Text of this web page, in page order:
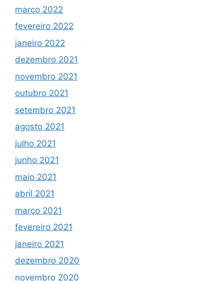
março 2022
fevereiro 2022
janeiro 2022
dezembro 2021
novembro 2021
outubro 2021
setembro 2021
agosto 2021
julho 2021
junho 2021
maio 2021
abril 2021
março 2021
fevereiro 2021
janeiro 2021
dezembro 2020
novembro 2020